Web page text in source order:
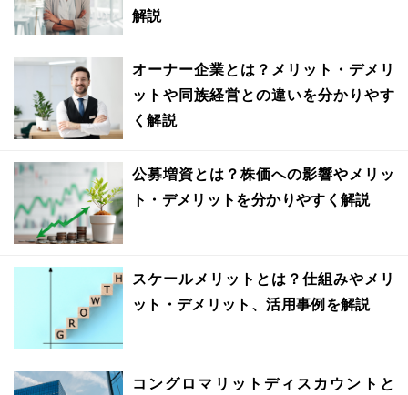
解説
オーナー企業とは？メリット・デメリ
ットや同族経営との違いを分かりやす
く解説
公募増資とは？株価への影響やメリッ
ト・デメリットを分かりやすく解説
スケールメリットとは？仕組みやメリ
ット・デメリット、活用事例を解説
コングロマリットディスカウントと